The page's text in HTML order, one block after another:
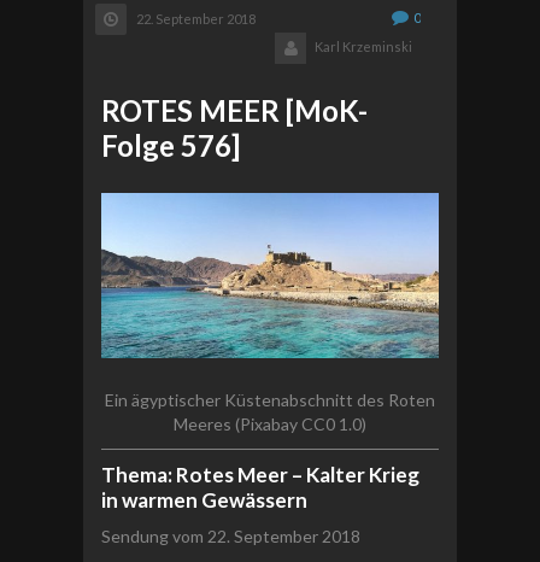
22. September 2018
0
Karl Krzeminski
ROTES MEER [MoK-
Folge 576]
Ein ägyptischer Küstenabschnitt des Roten
Meeres (Pixabay CC0 1.0)
Thema: Rotes Meer – Kalter Krieg
in warmen Gewässern
Sendung vom 22. September 2018